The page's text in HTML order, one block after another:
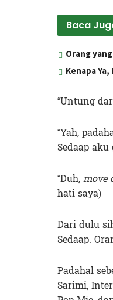
Baca
Orang
Kenapa
“Untung
“Yah,
Sedaap
“Duh,move
hati saya)
Dari dulu
Sedaap.
Padahal
Sarimi,